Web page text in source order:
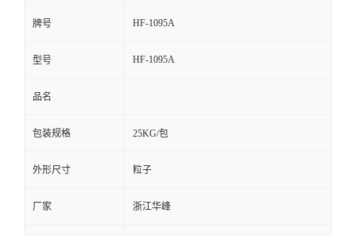
牌号 HF-1095A
型号 HF-1095A
品名
包装规格 25KG/包
外形尺寸 粒子
厂家 浙江华峰